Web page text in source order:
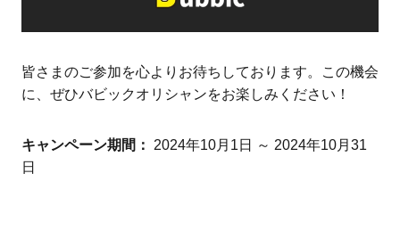
皆さまのご参加を心よりお待ちしております。この機会
に、ぜひバビックオリシャンをお楽しみください！
キャンペーン期間：
2024年10月1日 ～ 2024年10月31
日